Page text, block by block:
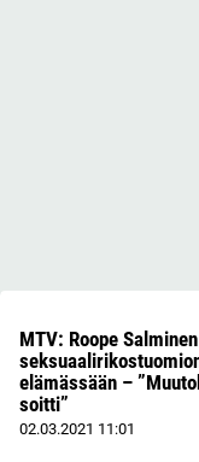
MTV: Roope
elämässään –
soitti”
02.03.2021 11:01